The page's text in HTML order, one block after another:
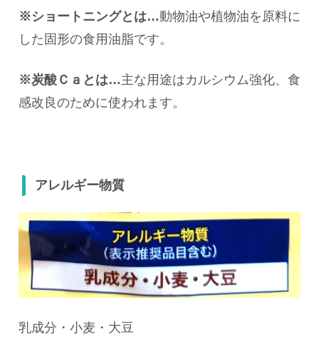
※ショートニングとは…動物油や植物油を原料に
した固形の食用油脂です。
※炭酸Ｃａとは…主な用途はカルシウム強化、食
感改良のために使われます。
アレルギー物質
乳成分・小麦・大豆